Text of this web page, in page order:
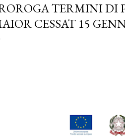
TERMINI DI
CESSAT 15